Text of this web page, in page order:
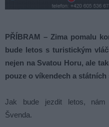
PŘÍBRAM – Zima pomalu
bude letos s turistickým
nejen na Svatou Horu, ale
pouze o víkendech a státních
Jak bude jezdit letos, nám
Švenda.